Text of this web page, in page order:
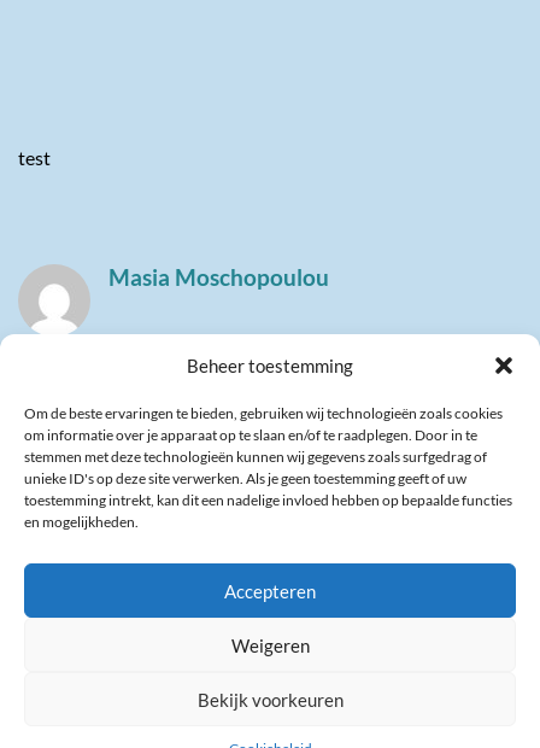
Beheer toestemming
Om de beste ervaringen te bieden, gebruiken wij technologieën zoals cookies
om informatie over je apparaat op te slaan en/of te raadplegen. Door in te
stemmen met deze technologieën kunnen wij gegevens zoals surfgedrag of
unieke ID's op deze site verwerken. Als je geen toestemming geeft of uw
toestemming intrekt, kan dit een nadelige invloed hebben op bepaalde functies
en mogelijkheden.
Accepteren
Weigeren
Bekijk voorkeuren
test
Masia Moschopoulou
Gerelateerde berichten